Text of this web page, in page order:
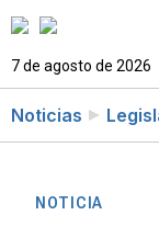
7 de agosto de 2026
Noticias
NOTICIA